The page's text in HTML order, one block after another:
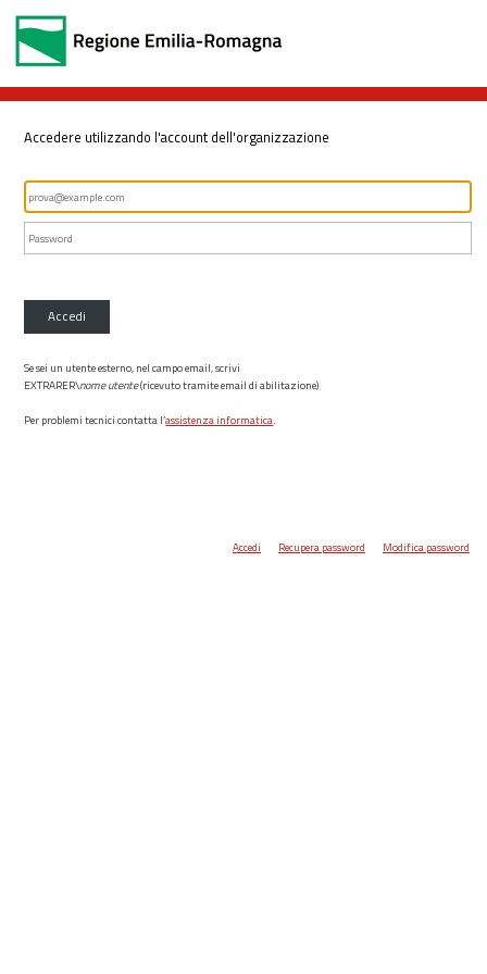
Accedere utilizzando l'account dell'organizzazione
Accedi
Se sei un utente esterno, nel campo email, scrivi
EXTRARER\nome utente(ricevuto tramite email di abilitazione)
Per problemi tecnici contatta l’assistenza informatica.
Accedi Recupera password Modifica password